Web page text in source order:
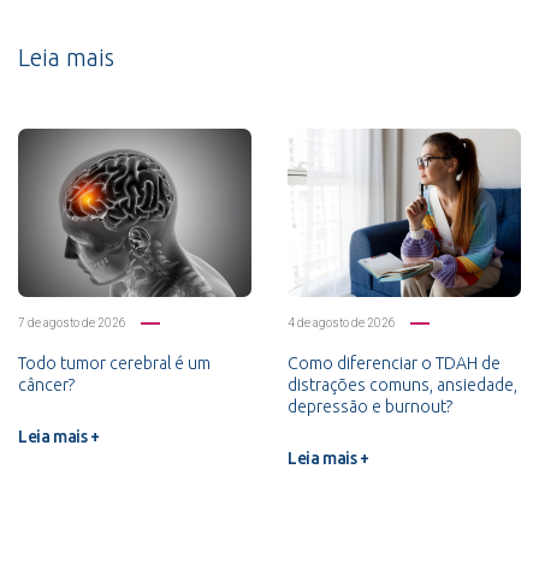
Leia mais
7 de agosto de 2026
Todo tumor cerebral é um
câncer?
Leia mais +
4 de agosto de 2026
Como diferenciar o TDAH de
distrações comuns, ansiedade,
depressão e burnout?
Leia mais +